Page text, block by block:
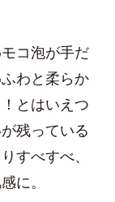
コ泡が手だ
わと柔らか
とはいえつ
残っている
すべすべ、
に。